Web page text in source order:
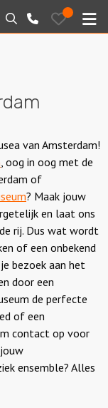
Zoeken
020-
6260016
Bewaarde
uitjes
van Amsterdam!
, oog in oog met de
of
? Maak jouw
en laat ons
rij. Dus wat wordt
of een onbekend
bezoek aan het
door een
de perfecte
of een
contact op voor
ensemble? Alles